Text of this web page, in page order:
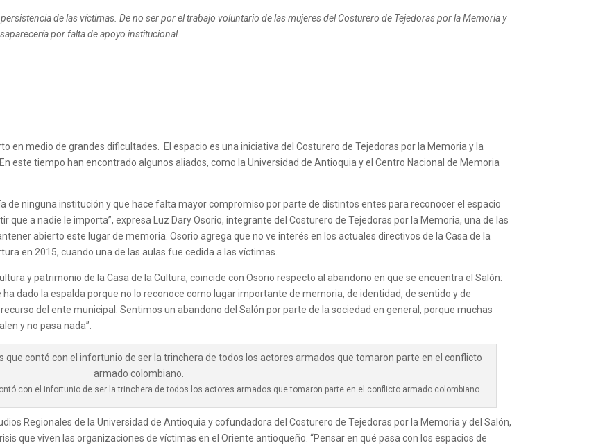
de las víctimas. De no ser por el trabajo voluntario de las mujeres del Costurero de Tejedoras por la Memoria y
por falta de apoyo institucional.
en medio de grandes dificultades. El espacio es una iniciativa del Costurero de Tejedoras por la Memoria y la
este tiempo han encontrado algunos aliados, como la Universidad de Antioquia y el Centro Nacional de Memoria
de ninguna institución y que hace falta mayor compromiso por parte de distintos entes para reconocer el espacio
que a nadie le importa”, expresa Luz Dary Osorio, integrante del Costurero de Tejedoras por la Memoria, una de las
abierto este lugar de memoria. Osorio agrega que no ve interés en los actuales directivos de la Casa de la
en 2015, cuando una de las aulas fue cedida a las víctimas.
y patrimonio de la Casa de la Cultura, coincide con Osorio respecto al abandono en que se encuentra el Salón:
dado la espalda porque no lo reconoce como lugar importante de memoria, de identidad, de sentido y de
del ente municipal. Sentimos un abandono del Salón por parte de la sociedad en general, porque muchas
y no pasa nada”.
con el infortunio de ser la trinchera de todos los actores armados que tomaron parte en el conflicto armado colombiano.
Regionales de la Universidad de Antioquia y cofundadora del Costurero de Tejedoras por la Memoria y del Salón,
que viven las organizaciones de víctimas en el Oriente antioqueño. “Pensar en qué pasa con los espacios de